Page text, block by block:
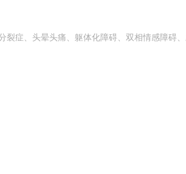
症、头晕头痛、躯体化障碍、双相情感障碍